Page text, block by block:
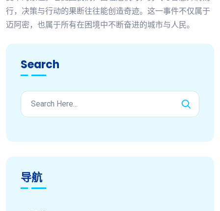
行，决策与行动的果断往往能创造奇迹。这一事件不仅属于
迈阿密，也属于所有在困境中不断奋进的城市与人民。
Search
导航